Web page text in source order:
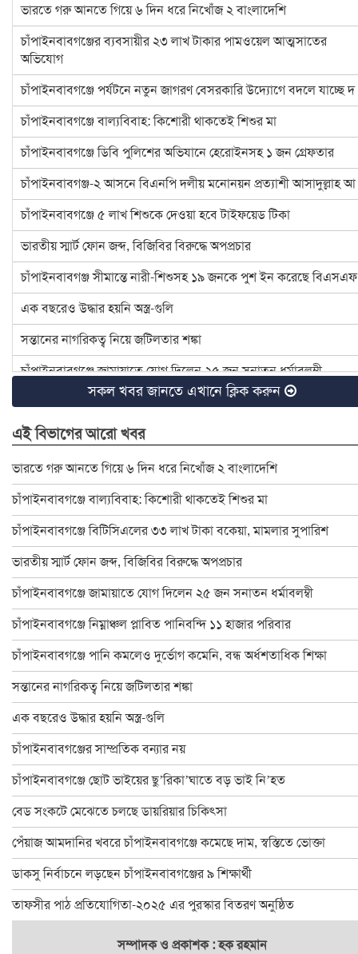
ভারতে গরু আনতে গিয়ে ৬ দিন ধরে নিখোঁজ ২ বাংলাদেশি
চাঁপাইনবাবগঞ্জের ব্যবসায়ীর ২৩ লাখ টাকার পামওয়েল আত্মসাতের
অভিযোগ
চাঁপাইনবাবগঞ্জে পর্যটনে নতুন জাগরণ বেসরকারি উদ্যোগে বদলে যাচ্ছে দ
চাঁপাইনবাবগঞ্জে বাল্যবিবাহ: কিশোরী থাকতেই শিশুর মা
চাঁপাইনবাবগঞ্জে ডিবি পুলিশের অভিযানে হেরোইনসহ ১ জন গ্রেফতার
চাঁপাইনবাবগঞ্জ-২ আসনে বিএনপি দলীয় মনোনয়ন প্রত্যাশী আসাদুল্লাহ আ
চাঁপাইনবাবগঞ্জে ৫ লাখ শিশুকে দেওয়া হবে টাইফয়েড টিকা
ভারতীয় স্মার্ট ফোন জব্দ, বিজিবির বিরুদ্ধে অপপ্রচার
চাঁপাইনবাবগঞ্জ সীমান্তে নারী-শিশুসহ ১৯ জনকে পুশ ইন করেছে বিএসএফ
এক বছরেও উদ্ধার হয়নি অস্ত্র-গুলি
সন্তানের নাগরিকত্ব নিয়ে জটিলতার শঙ্কা
চাঁপাইনবাবগঞ্জে জামায়াতে যোগ দিলেন ২৫ জন সনাতন ধর্মাবলম্বী
চাঁপাইনবাবগঞ্জে বিটিসিএলের ৩৩ লাখ টাকা বকেয়া, মামলার সুপারিশ
৪ হত্যা মামলার আসামি ইউপি চেয়ারম্যান টিপু সাময়িক বরখাস্ত
চাঁপাইনবাবগঞ্জে ডেঙ্গু প্রতিরোধে মশক নিধন কার্যক্রম শুরু
রাষ্ট্রপতি ও প্রধান উপদেষ্টার সঙ্গে সেনাপ্রধানের সাক্ষাৎ
ইসির নির্বাচনী রোডম্যাপে যা থাকছে
বাংলাদেশ জাতীয় অন্ধ কল্যাণ সমিতি চাঁপাইনবাবগঞ্জ শাখার নবনির্বাচিত
চাঁপাইনবাবগঞ্জে স্বেচ্ছাসেবক দলের মতবিনিময় সভা অনুষ্ঠিত
চাঁপাইনবাবগঞ্জে বিদ্যুৎস্পৃষ্টে প্রাণ গেলো মা-মেয়ের
ডাকসু নির্বাচনে লড়ছেন চাঁপাইনবাবগঞ্জের ৯ শিক্ষার্থী
চাঁপাইনবাবগঞ্জ ফোরামের ৩৯ সদস্য বিশিষ্ট কমিটি গঠন : সভাপতি বুলবুল
চাঁপাইনবাবগঞ্জে বানভাসি পরিবারের মাঝে ত্রাণ বিতরণ
২৪ ঘণ্টায় চাঁপাইনবাবগঞ্জে পদ্মার পানি কমেছে ২৫ সেন্টিমিটার
ঐতিহ্যের সাক্ষী ৫০০ বছরের পুরাতন সোনামসজিদ
চাঁপাইনবাবগঞ্জে অ্যাডভোকেসি প্লাটফরমের মানববন্ধন
চাঁপাইনবাবগঞ্জে পুকুর রক্ষার দাবিতে মানববন্ধন
চাঁপাইনবাবগঞ্জে ৬০০ পরিবার পেলো ত্রাণ
চাঁপাইনবাবগঞ্জ-৩ আসনে বিএনপিতে এগিয়ে হারুন
সকল খবর জানতে এখানে ক্লিক করুন
এই বিভাগের আরো খবর
ভারতে গরু আনতে গিয়ে ৬ দিন ধরে নিখোঁজ ২ বাংলাদেশি
চাঁপাইনবাবগঞ্জে বাল্যবিবাহ: কিশোরী থাকতেই শিশুর মা
চাঁপাইনবাবগঞ্জে বিটিসিএলের ৩৩ লাখ টাকা বকেয়া, মামলার সুপারিশ
ভারতীয় স্মার্ট ফোন জব্দ, বিজিবির বিরুদ্ধে অপপ্রচার
চাঁপাইনবাবগঞ্জে জামায়াতে যোগ দিলেন ২৫ জন সনাতন ধর্মাবলম্বী
চাঁপাইনবাবগঞ্জে নিম্নাঞ্চল প্লাবিত পানিবন্দি ১১ হাজার পরিবার
চাঁপাইনবাবগঞ্জে পানি কমলেও দুর্ভোগ কমেনি, বন্ধ অর্ধশতাধিক শিক্ষা
সন্তানের নাগরিকত্ব নিয়ে জটিলতার শঙ্কা
এক বছরেও উদ্ধার হয়নি অস্ত্র-গুলি
চাঁপাইনবাবগঞ্জের সাম্প্রতিক বন্যার নয়
চাঁপাইনবাবগঞ্জে ছোট ভাইয়ের ছু’রিকা’ঘাতে বড় ভাই নি’হত
বেড সংকটে মেঝেতে চলছে ডায়রিয়ার চিকিৎসা
পেঁয়াজ আমদানির খবরে চাঁপাইনবাবগঞ্জে কমেছে দাম, স্বস্তিতে ভোক্তা
ডাকসু নির্বাচনে লড়ছেন চাঁপাইনবাবগঞ্জের ৯ শিক্ষার্থী
তাফসীর পাঠ প্রতিযোগিতা-২০২৫ এর পুরস্কার বিতরণ অনুষ্ঠিত
সম্পাদক ও প্রকাশক : হক রহমান